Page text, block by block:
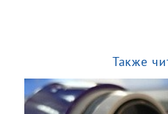
Также